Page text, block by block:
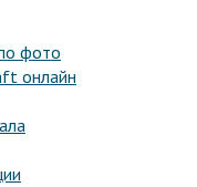
фото
онлайн